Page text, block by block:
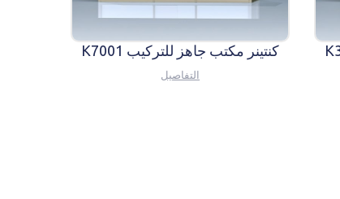
كنتينر مكتب جاهز للتركيب K7001
التفاصيل